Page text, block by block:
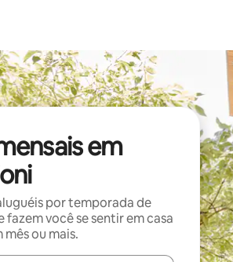
em
por temporada de
fazem você se sentir em casa
ou mais.